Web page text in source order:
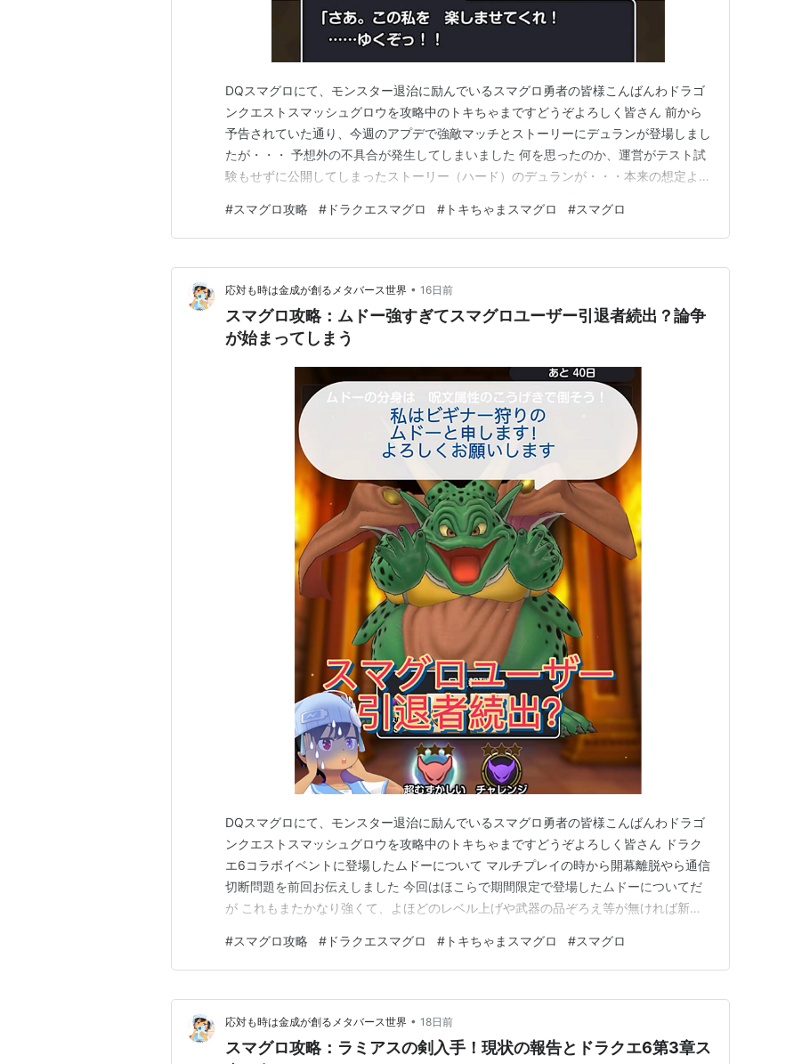
DQスマグロにて、モンスター退治に励んでいるスマグロ勇者の皆様こんばんわドラゴ
ンクエストスマッシュグロウを攻略中のトキちゃまですどうぞよろしく皆さん 前から
予告されていた通り、今週のアプデで強敵マッチとストーリーにデュランが登場しまし
たが・・・ 予想外の不具合が発生してしまいました 何を思ったのか、運営がテスト試
験もせずに公開してしまったストーリー（ハード）のデュランが・・・本来の想定より
ンを倒してしまう結果になってしまいました 「さあ、この私を楽しませてくれ！ゆく
ぞ」と意気込んでいた割に たった17秒で敗北して…
#スマグロ攻略 # ドラクエスマグロ # トキちゃまスマグロ #スマグロ
応対も時は金成が創るメタバース世界 • 16日前
スマグロ攻略：ムドー強すぎてスマグロユーザー引退者続出？論争
が始まってしまう
DQスマグロにて、モンスター退治に励んでいるスマグロ勇者の皆様こんばんわドラゴ
ンクエストスマッシュグロウを攻略中のトキちゃまですどうぞよろしく皆さん ドラク
エ6コラボイベントに登場したムドーについて マルチプレイの時から開幕離脱やら通信
切断問題を前回お伝えしました 今回はほこらで期間限定で登場したムドーについてだ
が これもまたかなり強くて、よほどのレベル上げや武器の品ぞろえ等が無ければ新規
攻略が全然できず、たまたま直近で100連以上回してようやく手に入れたラミアスの剣
のおかげでクリアは容易となった 確かに以前コラボし…
#スマグロ攻略 # ドラクエスマグロ # トキちゃまスマグロ #スマグロ
応対も時は金成が創るメタバース世界 • 18日前
スマグロ攻略：ラミアスの剣入手！現状の報告とドラクエ6第3章ス